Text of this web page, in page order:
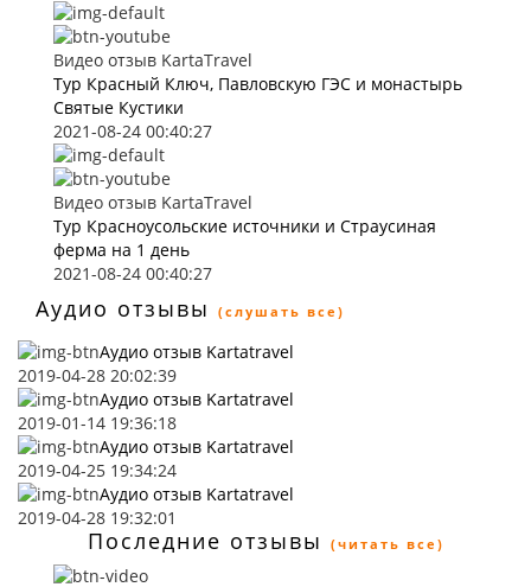
Видео отзыв KartaTravel
Тур Красный Ключ, Павловскую ГЭС и монастырь
Святые Кустики
2021-08-24 00:40:27
Видео отзыв KartaTravel
Тур Красноусольские источники и Страусиная
ферма на 1 день
2021-08-24 00:40:27
Аудио отзывы (слушать все)
Аудио отзыв Kartatravel
2019-04-28 20:02:39
Аудио отзыв Kartatravel
2019-01-14 19:36:18
Аудио отзыв Kartatravel
2019-04-25 19:34:24
Аудио отзыв Kartatravel
2019-04-28 19:32:01
Последние отзывы (читать все)